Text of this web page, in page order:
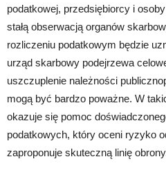
podatkowej, przedsiębiorcy i
stałą obserwacją organów
rozliczeniu podatkowym będzie
urząd skarbowy podejrzewa
uszczuplenie należności
mogą być bardzo poważne. W
okazuje się pomoc
podatkowych, który oceni ryzyko
zaproponuje skuteczną linię